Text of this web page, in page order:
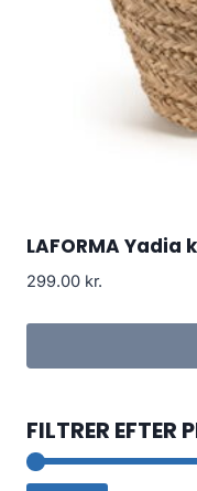
LAFORMA
299.00 kr.
FILTRER EFTER